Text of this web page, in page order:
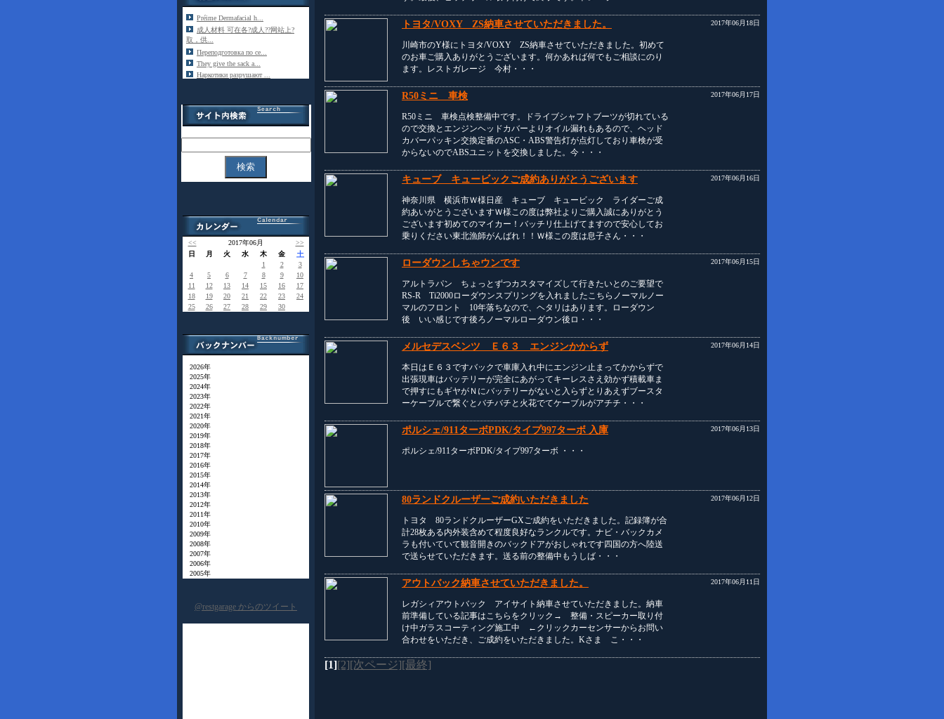
Préime Dermafacial h...
成人材料 可在各?成人??网站上?
取，供...
Переподготовка по се...
They give the sack a...
Наркотики разрушают ...
<< 2017年06月
>>
日
月 火 水 木 金 土
1 2
3
4
5 6 7 8 9
10
11
12 13 14 15 16
17
18
19 20 21 22 23
24
25
26 27 28 29 30
2026年
2025年
2024年
2023年
2022年
2021年
2020年
2019年
2018年
2017年
2016年
2015年
2014年
2013年
2012年
2011年
2010年
2009年
2008年
2007年
2006年
2005年
@restgarage からのツイート
トヨタ/VOXY ZS納車させていただきました。
川崎市のY様にトヨタ/VOXY ZS納車させていただきました。初めて
のお車ご購入ありがとうございます。何かあれば何でもご相談にのり
ます。レストガレージ 今村・・・
2017年06月18日
R50ミニ 車検
R50ミニ 車検点検整備中です。ドライブシャフトブーツが切れている
ので交換とエンジンヘッドカバーよりオイル漏れもあるので、ヘッド
カバーパッキン交換定番のASC・ABS警告灯が点灯しており車検が受
からないのでABSユニットを交換しました。今・・・
2017年06月17日
キューブ キュービックご成約ありがとうございます
神奈川県 横浜市Ｗ様日産 キューブ キュービック ライダーご成
約あいがとうございますＷ様この度は弊社よりご購入誠にありがとう
ございます初めてのマイカー！バッチリ仕上げてますので安心してお
乗りください東北漁師がんばれ！！Ｗ様この度は息子さん・・・
2017年06月16日
ローダウンしちゃウンです
アルトラパン ちょっとずつカスタマイズして行きたいとのご要望で
RS-R Ti2000ローダウンスプリングを入れましたこちらノーマルノー
マルのフロント 10年落ちなので、ヘタリはあります。ローダウン
後 いい感じです後ろノーマルローダウン後ロ・・・
2017年06月15日
メルセデスベンツ Ｅ６３ エンジンかからず
本日はＥ６３ですバックで車庫入れ中にエンジン止まってかからずで
出張現車はバッテリーが完全にあがってキーレスさえ効かず積載車ま
で押すにもギヤがＮにバッテリーがないと入らずとりあえずブースタ
ーケーブルで繋ぐとバチバチと火花でてケーブルがアチチ・・・
2017年06月14日
ポルシェ/911ターボPDK/タイプ997ターボ 入庫
ポルシェ/911ターボPDK/タイプ997ターボ ・・・
2017年06月13日
80ランドクルーザーご成約いただきました
トヨタ 80ランドクルーザーGXご成約をいただきました。記録簿が合
計28枚ある内外装含めて程度良好なランクルです。ナビ・バックカメ
ラも付いていて観音開きのバックドアがおしゃれです四国の方へ陸送
で送らせていただきます。送る前の整備中もうしば・・・
2017年06月12日
アウトバック納車させていただきました。
レガシィアウトバック アイサイト納車させていただきました。納車
前準備している記事はこちらをクリック→ 整備・スピーカー取り付
け中ガラスコーティング施工中 ←クリックカーセンサーからお問い
合わせをいただき、ご成約をいただきました。Kさま こ・・・
2017年06月11日
[1][2][次ページ][最終]